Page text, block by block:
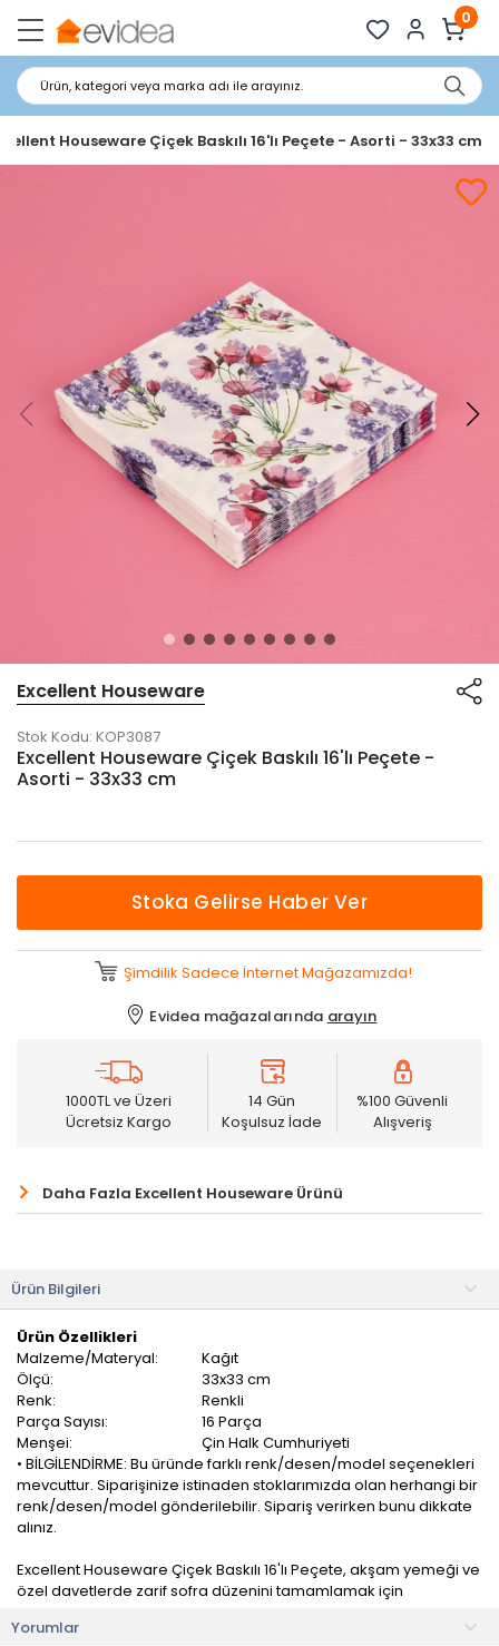
0
Ürün, kategori veya marka adı ile arayınız.
Houseware Çiçek Baskılı 16'lı Peçete - Asorti - 33x33 cm
Excellent Houseware
Stok Kodu: KOP3087
Excellent Houseware Çiçek Baskılı 16'lı Peçete -
Asorti - 33x33 cm
Stoka Gelirse Haber Ver
Şimdilik Sadece İnternet Mağazamızda!
Evidea mağazalarında arayın
1000TL ve Üzeri
Ücretsiz Kargo
14 Gün
Koşulsuz İade
%100 Güvenli
Alışveriş
Daha Fazla Excellent Houseware Ürünü
Ürün Bilgileri
Ürün Özellikleri
Malzeme/Materyal:
Kağıt
Ölçü:
33x33 cm
Renk:
Renkli
Parça Sayısı:
16 Parça
Menşei:
Çin Halk Cumhuriyeti
• BİLGİLENDİRME: Bu üründe farklı renk/desen/model seçenekleri
mevcuttur. Siparişinize istinaden stoklarımızda olan herhangi bir
renk/desen/model gönderilebilir. Sipariş verirken bunu dikkate
alınız.
Excellent Houseware Çiçek Baskılı 16'lı Peçete, akşam yemeği ve
özel davetlerde zarif sofra düzenini tamamlamak için
Yorumlar